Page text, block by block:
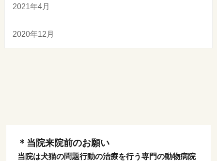
2021年4月
2020年12月
＊当院来院前のお願い
当院は犬猫の問題行動の治療を行う専門の動物病院